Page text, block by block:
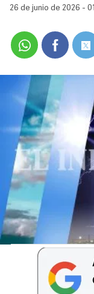
26 de junio de 2026 -